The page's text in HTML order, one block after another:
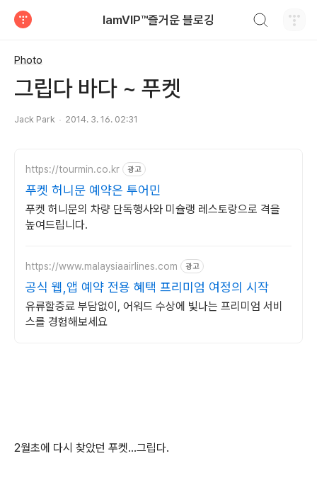
IamVIP™즐거운 블로깅
Photo
그립다 바다 ~ 푸켓
Jack Park 2014. 3. 16. 02:31
https://tourmin.co.kr 광고
푸켓 허니문 예약은 투어민
푸켓 허니문의 차량 단독행사와 미슐랭 레스토랑으로 격을
높여드립니다.
https://www.malaysiaairlines.com 광고
공식 웹,앱 예약 전용 혜택 프리미엄 여정의 시작
유류할증료 부담없이, 어워드 수상에 빛나는 프리미엄 서비
스를 경험해보세요
2월초에 다시 찾았던 푸켓...그립다.